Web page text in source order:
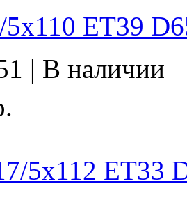
5x110 ET39
| В наличии
5x112 ET33